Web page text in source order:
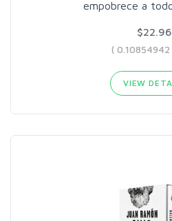
empobrece a
$22.96
( 0.10854942
VIEW